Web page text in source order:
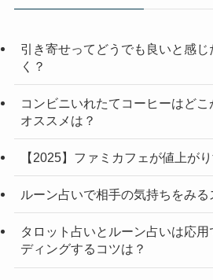
引き寄せってどうでも良いと感
く？
コンビニいれたてコーヒーはど
オススメは？
【2025】ファミカフェが値上が
ルーン占いで相手の気持ちをみる
タロット占いとルーン占いは応
ディングするコツは？